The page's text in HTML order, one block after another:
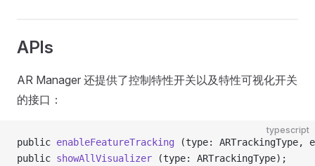
APIs
AR Manager 还提供了控制特性开关以及特性可视化开关
的接口：
typescript
public enableFeatureTracking (type: ARTrackingType,
public showAllVisualizer (type: ARTrackingType);